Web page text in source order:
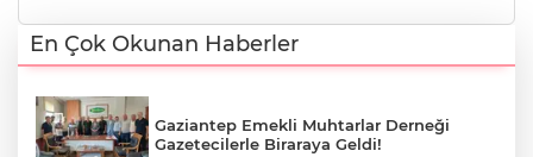
En Çok Okunan Haberler
Gaziantep Emekli Muhtarlar Derneği
Gazetecilerle Biraraya Geldi!